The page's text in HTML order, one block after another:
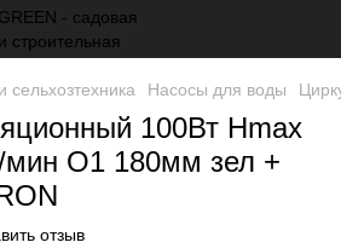
сельхозтехника Насосы для воды
100Вт Hmax
O1 180мм зел +
отзыв